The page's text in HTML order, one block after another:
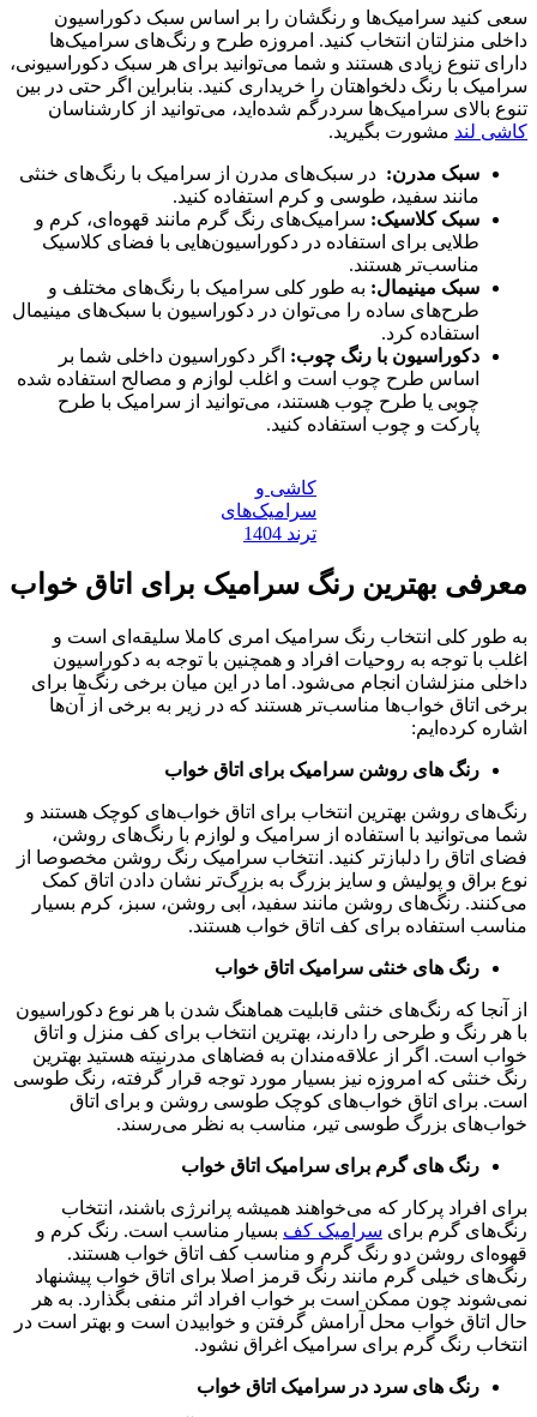
سعی کنید سرامیک‌ها و رنگشان را بر اساس سبک دکوراسیون
داخلی منزلتان انتخاب کنید. امروزه طرح و رنگ‌های سرامیک‌ها
دارای تنوع زیادی هستند و شما می‌توانید برای هر سبک دکوراسیونی،
سرامیک با رنگ دلخواهتان را خریداری کنید. بنابراین اگر حتی در بین
تنوع بالای سرامیک‌ها سردرگم شده‌اید، می‌توانید از کارشناسان
کاشی لند مشورت بگیرید.
سبک مدرن: در سبک‌های مدرن از سرامیک با رنگ‌های خنثی
مانند سفید، طوسی و کرم استفاده کنید.
سبک کلاسیک: سرامیک‌های رنگ گرم مانند قهوه‌ای، کرم و
طلایی برای استفاده در دکوراسیون‌هایی با فضای کلاسیک
مناسب‌تر هستند.
سبک مینیمال: به طور کلی سرامیک با رنگ‌های مختلف و
طرح‌های ساده را می‌توان در دکوراسیون با سبک‌های مینیمال
استفاده کرد.
دکوراسیون با رنگ چوب: اگر دکوراسیون داخلی شما بر
اساس طرح چوب است و اغلب لوازم و مصالح استفاده شده
چوبی یا طرح چوب هستند، می‌توانید از سرامیک با طرح
پارکت و چوب استفاده کنید.
کاشی و
سرامیک‌های
ترند 1404
معرفی بهترین رنگ سرامیک برای اتاق خواب
به طور کلی انتخاب رنگ سرامیک امری کاملا سلیقه‌ای است و
اغلب با توجه به روحیات افراد و همچنین با توجه به دکوراسیون
داخلی منزلشان انجام می‌شود. اما در این میان برخی رنگ‌ها برای
برخی اتاق خواب‌ها مناسب‌تر هستند که در زیر به برخی از آن‌ها
اشاره کرده‌ایم:
رنگ های روشن سرامیک برای اتاق خواب
رنگ‌های روشن بهترین انتخاب برای اتاق خواب‌های کوچک هستند و
شما می‌توانید با استفاده از سرامیک و لوازم با رنگ‌های روشن،
فضای اتاق را دلبازتر کنید. انتخاب سرامیک رنگ روشن مخصوصا از
نوع براق و پولیش و سایز بزرگ به بزرگ‌تر نشان دادن اتاق کمک
می‌کنند. رنگ‌های روشن مانند سفید، آبی روشن،‌ سبز،‌ کرم بسیار
مناسب استفاده برای کف اتاق خواب هستند.
رنگ های خنثی سرامیک اتاق خواب
از آنجا که رنگ‌های خنثی قابلیت هماهنگ شدن با هر نوع دکوراسیون
با هر رنگ و طرحی را دارند، بهترین انتخاب برای کف منزل و اتاق
خواب است. اگر از علاقه‌مندان به فضاهای مدرنیته هستید بهترین
رنگ خنثی که امروزه نیز بسیار مورد توجه قرار گرفته، رنگ طوسی
است. برای اتاق خواب‌های کوچک طوسی روشن و برای اتاق
خواب‌‌های بزرگ طوسی تیر، مناسب به نظر می‌رسند.
رنگ های گرم برای سرامیک اتاق خواب
برای افراد پرکار که می‌خواهند همیشه پرانرژی باشند، انتخاب
رنگ‌های گرم برای سرامیک کف بسیار مناسب است. رنگ کرم و
قهوه‌ای روشن دو رنگ گرم و مناسب کف اتاق خواب هستند.
رنگ‌های خیلی گرم مانند رنگ قرمز اصلا برای اتاق خواب پیشنهاد
نمی‌شوند چون ممکن است بر خواب افراد اثر منفی بگذارد. به هر
حال اتاق خواب محل آرامش گرفتن و خوابیدن است و بهتر است در
انتخاب رنگ گرم برای سرامیک اغراق نشود.
رنگ های سرد در سرامیک اتاق خواب